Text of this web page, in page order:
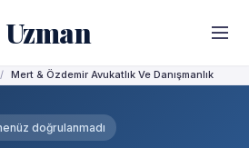
Mert & Özdemir Avukatlık Ve Danışmanlık
doğrulanmadı